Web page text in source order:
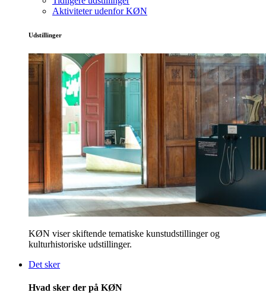
Aktiviteter udenfor KØN
Udstillinger
KØN viser skiftende tematiske kunstudstillinger og
kulturhistoriske udstillinger.
Det sker
Hvad sker der på KØN